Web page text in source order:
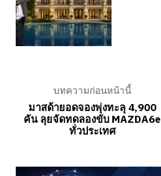
บทความก่อนหน้านี้
มาสด้ายอดจองพุ่งทะลุ 4,900
คัน ลุยจัดทดลองขับ MAZDA6e
ทั่วประเทศ